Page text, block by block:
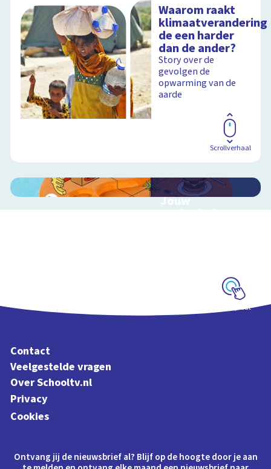
Waarom raakt
klimaatverandering
de een harder
dan de ander?
Story over de
gevolgen de
opwarming van de
aarde
Scrollverhaal
Jouw
ecologische
Schoolplaat
Contact
Veelgestelde vragen
Over Schooltv.nl
Privacy
Cookies
Ontvang jij de nieuwsbrief al? Blijf op de hoogte door je aan